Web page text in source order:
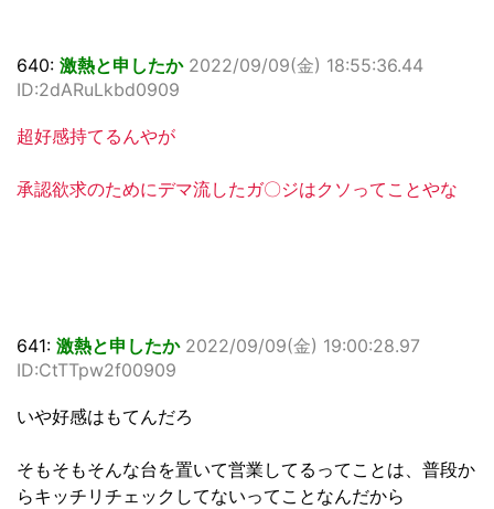
640: 激熱と申したか 2022/09/09(金) 18:55:36.44
ID:2dARuLkbd0909
超好感持てるんやが
承認欲求のためにデマ流したガ〇ジはクソってことやな
641: 激熱と申したか 2022/09/09(金) 19:00:28.97
ID:CtTTpw2f00909
いや好感はもてんだろ
そもそもそんな台を置いて営業してるってことは、普段か
らキッチリチェックしてないってことなんだから